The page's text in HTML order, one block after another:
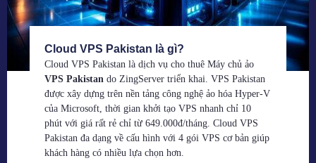
Cloud VPS Pakistan là gì?
Cloud VPS Pakistan là dịch vụ cho thuê Máy chủ ảo
VPS Pakistan do ZingServer triển khai. VPS Pakistan
được xây dựng trên nền tảng công nghệ ảo hóa Hyper-V
của Microsoft, thời gian khởi tạo VPS nhanh chỉ 10
phút với giá rất rẻ chỉ từ 649.000đ/tháng. Cloud VPS
Pakistan đa dạng về cấu hình với 4 gói VPS cơ bản giúp
khách hàng có nhiều lựa chọn hơn.